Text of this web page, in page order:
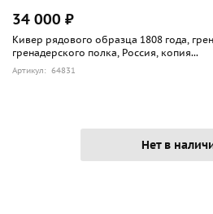
34 000 ₽
Кивер рядового образца 1808 года,
гренадерского полка, Россия, копия...
Артикул: 64831
Нет в